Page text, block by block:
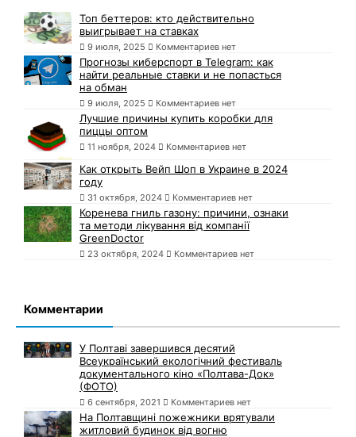
Топ беттеров: кто действительно
выигрывает на ставках
9 июля, 2025 Комментариев нет
Прогнозы киберспорт в Telegram: как
найти реальные ставки и не попасться
на обман
9 июля, 2025 Комментариев нет
Лучшие причины купить коробки для
пиццы оптом
11 ноября, 2024 Комментариев нет
Как открыть Вейп Шоп в Украине в 2024
году
31 октября, 2024 Комментариев нет
Коренева гниль газону: причини, ознаки
та методи лікування від компанії
GreenDoctor
23 октября, 2024 Комментариев нет
Комментарии
У Полтаві завершився десятий
Всеукраїнський екологічний фестиваль
документального кіно «Полтава-Док»
(ФОТО)
6 сентября, 2021 Комментариев нет
На Полтавщині пожежники врятували
житловий будинок від вогню